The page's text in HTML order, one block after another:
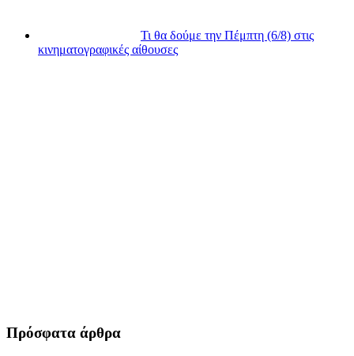
Τι θα δούμε την Πέμπτη (6/8) στις
κινηματογραφικές αίθουσες
Πρόσφατα άρθρα